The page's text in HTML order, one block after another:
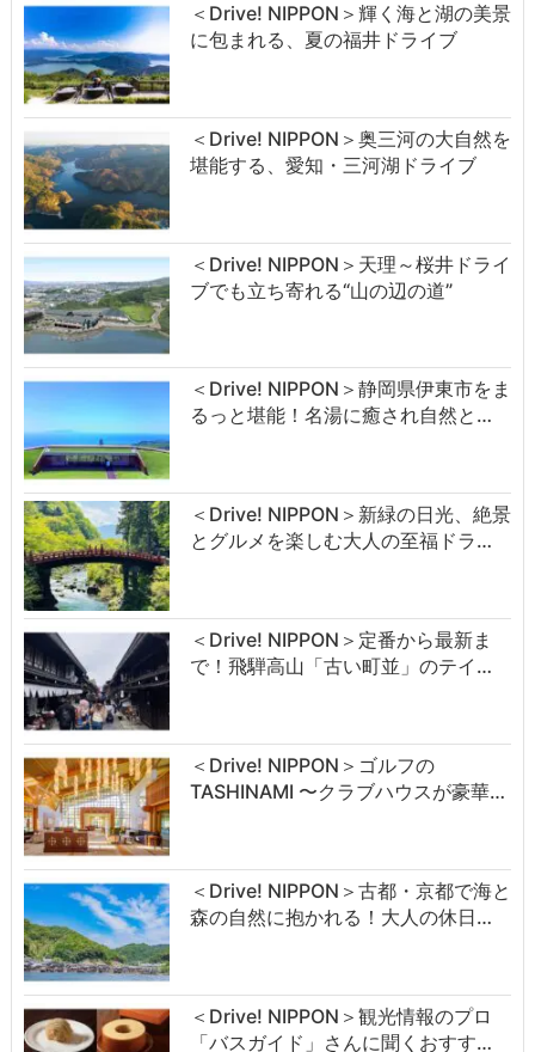
＜Drive! NIPPON＞輝く海と湖の美景
に包まれる、夏の福井ドライブ
＜Drive! NIPPON＞奥三河の大自然を
堪能する、愛知・三河湖ドライブ
＜Drive! NIPPON＞天理～桜井ドライ
ブでも立ち寄れる“山の辺の道”
＜Drive! NIPPON＞静岡県伊東市をま
るっと堪能！名湯に癒され自然と…
＜Drive! NIPPON＞新緑の日光、絶景
とグルメを楽しむ大人の至福ドラ…
＜Drive! NIPPON＞定番から最新ま
で！飛騨高山「古い町並」のテイ…
＜Drive! NIPPON＞ゴルフの
TASHINAMI 〜クラブハウスが豪華…
＜Drive! NIPPON＞古都・京都で海と
森の自然に抱かれる！大人の休日…
＜Drive! NIPPON＞観光情報のプロ
「バスガイド」さんに聞くおすす…